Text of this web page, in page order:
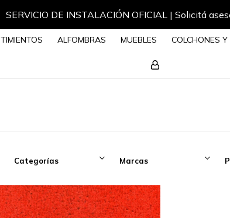
SERVICIO DE INSTALACIÓN OFICIAL | Solicitá
ALFOMBRAS MUEBLES COLCHONES Y
Categorías Marcas